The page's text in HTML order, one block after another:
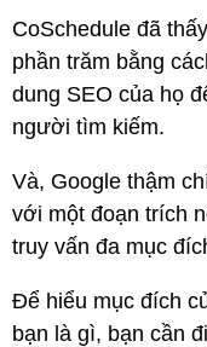
CoSchedule đã
phần trăm bằng
dung SEO của họ
người tìm kiếm.
Và, Google thậm
với một đoạn trích
truy vấn đa mục
Để hiểu mục đích
bạn là gì, bạn cần